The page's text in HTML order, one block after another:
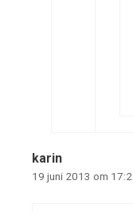
karin
19 juni 2013 om